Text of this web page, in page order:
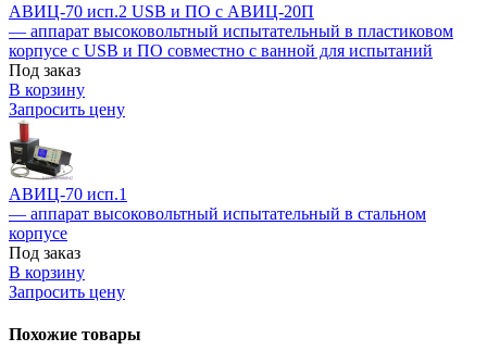
АВИЦ-70 исп.2 USB и ПО c АВИЦ-20П
— аппарат высоковольтный испытательный в пластиковом
корпусе с USB и ПО совместно с ванной для испытаний
Под заказ
В корзину
Запросить цену
АВИЦ-70 исп.1
— аппарат высоковольтный испытательный в стальном
корпусе
Под заказ
В корзину
Запросить цену
Похожие товары